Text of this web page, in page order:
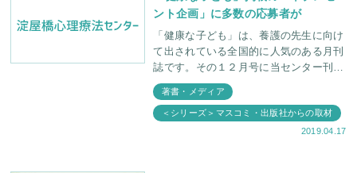
ント企画」に多数の応募者が
「健康な子ども」は、養護の先生に向け
て出されている全国的に人気のある月刊
誌です。その１２月号に当センター刊行
の本『過食症と拒食症』（星和書店）の
プレゼント企画を掲載していただいたこ
とは、１１月にお話し
著書・メディア
＜シリーズ＞マスコミ・出版社からの取材
2019.04.17